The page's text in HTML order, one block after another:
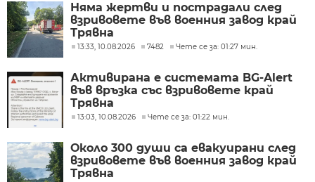
Няма жертви и пострадали след
взривовете във военния завод край
Трявна
13:33, 10.08.2026 7482 Чете се за: 01:27 мин.
Активирана е системата BG-Alert
във връзка със взривовете край
Трявна
13:03, 10.08.2026 Чете се за: 01:22 мин.
Около 300 души са евакуирани след
взривовете във военния завод край
Трявна